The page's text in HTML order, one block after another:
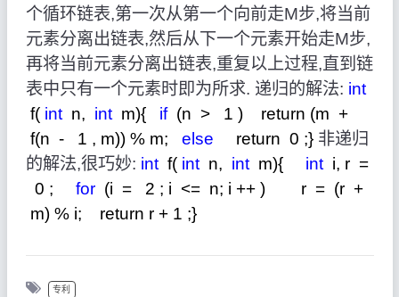
个循环链表,第一次从第一个向前走M步,将当前
元素分离出链表,然后从下一个元素开始走M步,
再将当前元素分离出链表,重复以上过程,直到链
表中只有一个元素时即为所求. 递归的解法: int
f( int n, int m){ if (n > 1 ) return (m +
f(n - 1 , m)) % m; else return 0 ;}非递归
的解法,很巧妙: int f( int n, int m){ int i, r =
0 ; for (i = 2 ; i <= n; i ++ ) r = (r +
m) % i; return r + 1 ;}
专利